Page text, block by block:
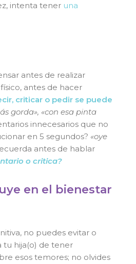
intenta teneruna
antes de realizar
antes de hacer
criticar o pedir se puede
gorda», «con esa pinta
innecesarios que no
en 5 segundos? «oye
antes de hablar
o critica?
en el bienestar
no puedes evitar o
tu hija(o) de tener
esos temores; no olvides